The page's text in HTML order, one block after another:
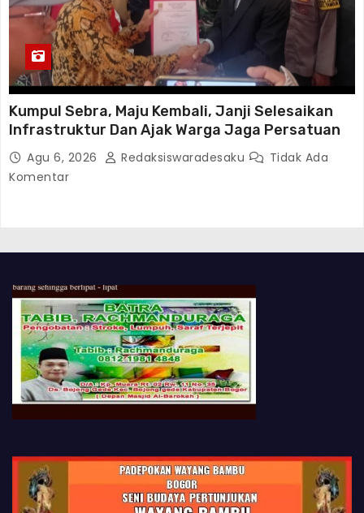
Kumpul Sebra, Maju Kembali, Janji Selesaikan
Infrastruktur Dan Ajak Warga Jaga Persatuan
Agu 6, 2026 Redaksiswaradesaku
Tidak Ada
Komentar